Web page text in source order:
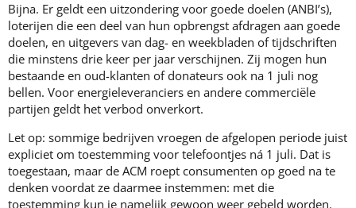
Bijna. Er geldt een uitzondering voor goede doelen (ANBI’s),
loterijen die een deel van hun opbrengst afdragen aan goede
doelen, en uitgevers van dag- en weekbladen of tijdschriften
die minstens drie keer per jaar verschijnen. Zij mogen hun
bestaande en oud-klanten of donateurs ook na 1 juli nog
bellen. Voor energieleveranciers en andere commerciële
partijen geldt het verbod onverkort.
Let op: sommige bedrijven vroegen de afgelopen periode juist
expliciet om toestemming voor telefoontjes ná 1 juli. Dat is
toegestaan, maar de ACM roept consumenten op goed na te
denken voordat ze daarmee instemmen: met die
toestemming kun je namelijk gewoon weer gebeld worden.